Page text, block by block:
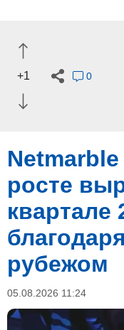
+1 0
росте
квартале
рубежом
05.08.2026 11:24